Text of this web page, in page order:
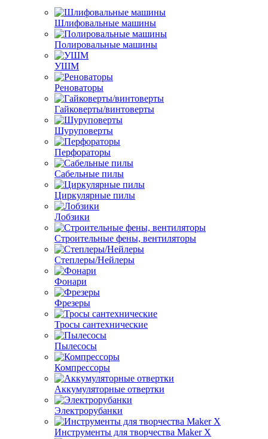
Шлифовальные машины
Полировальные машины
УШМ
Реноваторы
Гайковерты/винтоверты
Шуруповерты
Перфораторы
Сабельные пилы
Циркулярные пилы
Лобзики
Строительные фены, вентиляторы
Степлеры/Нейлеры
Фонари
Фрезеры
Тросы сантехнические
Пылесосы
Компрессоры
Аккумуляторные отвертки
Электрорубанки
Инструменты для творчества Maker X